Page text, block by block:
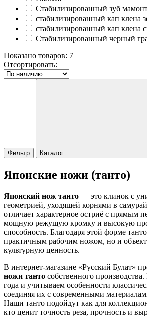
Стабилизированный зуб
стабилизированный кап клена
стабилизированный кап клена
Стабилизированный черный
Показано товаров: 7
Отсортировать:
Фильтр Каталог
Японские ножи (танто)
Японский нож танто — это клинок с
геометрией, уходящей корнями в
отличает характерное остриё с прямым
мощную режущую кромку и высокую
способность. Благодаря этой форме
практичным рабочим ножом, но и
культурную ценность.
В интернет-магазине «Русский Булат»
ножи танто собственного
года и учитываем особенности
соединяя их с современными
Наши танто подойдут как для
кто ценит точность реза, прочность и